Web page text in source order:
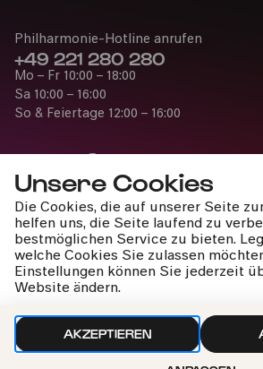
Unsere Cookies
Die Cookies, die auf unserer Seite
helfen uns, die Seite laufend zu
bestmöglichen Service zu bieten.
welche Cookies Sie zulassen
Einstellungen können Sie jederzeit
Website ändern.
AKZEPTIEREN
Bürgerzentrum Nippes, Altenberger
PhilharmonieVeedel
»Winterwunderzeit«
Bürgerzentrum Nippes, Altenberger
18.11.2021
Presse
Jobs
News
Kontakt
Widerruf einreichen
Philharmonie-Hotline anrufen
+49 221 280 280
Mo – Fr 10:00 – 18:00
Sa 10:00 – 16:00
So & Feiertage 12:00 – 16:00